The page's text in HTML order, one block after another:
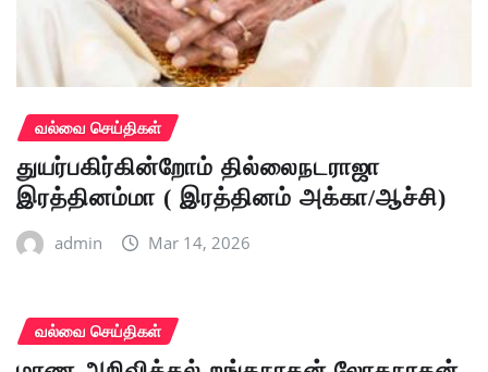
வல்வை செய்திகள்
துயர்பகிர்கின்றோம் தில்லைநடராஜா
இரத்தினம்மா ( இரத்தினம் அக்கா/ஆச்சி)
admin Mar 14, 2026
வல்வை செய்திகள்